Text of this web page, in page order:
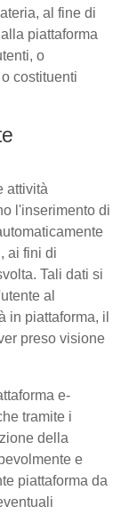
al fine di
piattaforma
o
costituenti
attività
l'inserimento di
ai fini di
Tali dati si
al
in piattaforma, il
preso visione
e-
tramite i
della
e
piattaforma da